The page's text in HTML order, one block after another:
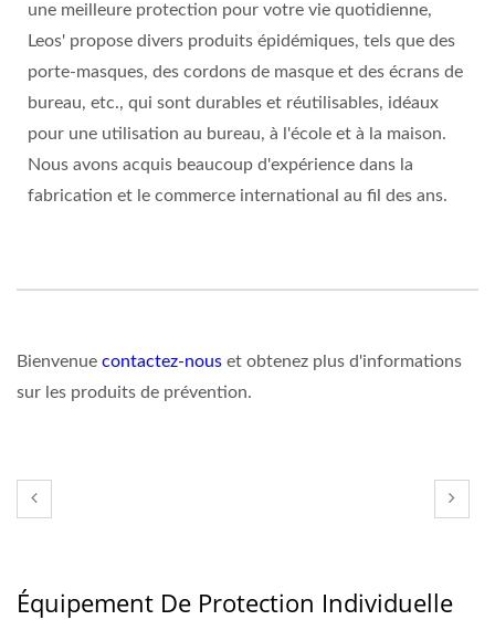
une meilleure protection pour votre vie quotidienne,
Leos' propose divers produits épidémiques, tels que des
porte-masques, des cordons de masque et des écrans de
bureau, etc., qui sont durables et réutilisables, idéaux
pour une utilisation au bureau, à l'école et à la maison.
Nous avons acquis beaucoup d'expérience dans la
fabrication et le commerce international au fil des ans.
Bienvenue contactez-nous et obtenez plus d'informations
sur les produits de prévention.
Équipement De Protection Individuelle